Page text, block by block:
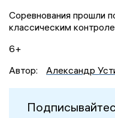
Соревнования прошли
классическим
6+
Автор:
Александр